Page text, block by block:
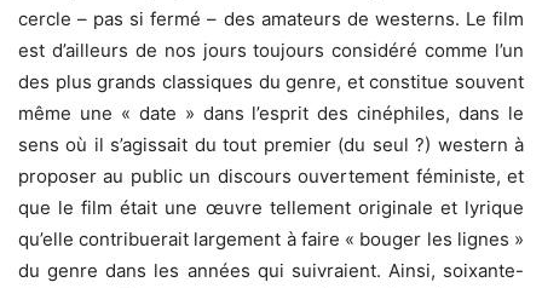
cercle – pas si fermé – des amateurs de westerns. Le film
est d’ailleurs de nos jours toujours considéré comme l’un
des plus grands classiques du genre, et constitue souvent
même une « date » dans l’esprit des cinéphiles, dans le
sens où il s’agissait du tout premier (du seul ?) western à
proposer au public un discours ouvertement féministe, et
que le film était une œuvre tellement originale et lyrique
qu’elle contribuerait largement à faire « bouger les lignes »
du genre dans les années qui suivraient. Ainsi, soixante-